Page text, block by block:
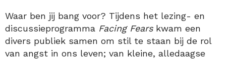
Waar ben jij bang voor? Tijdens het lezing- en
discussieprogramma Facing Fearskwam een
divers publiek samen om stil te staan bij de rol
van angst in ons leven; van kleine, alledaagse